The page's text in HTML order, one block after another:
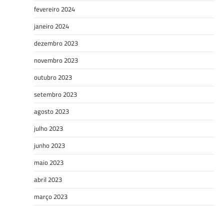
fevereiro 2024
janeiro 2024
dezembro 2023
novembro 2023
outubro 2023
setembro 2023
agosto 2023
julho 2023
junho 2023
maio 2023
abril 2023
março 2023